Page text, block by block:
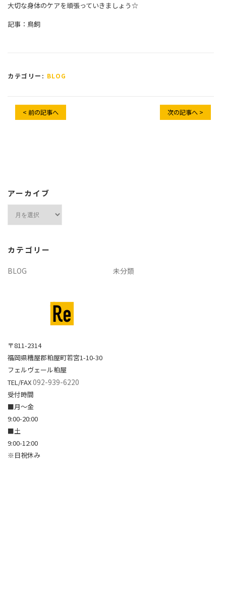
大切な身体のケアを頑張っていきましょう☆
記事：鳥飼
カテゴリー: BLOG
< 前の記事へ 次の記事へ >
アーカイブ
ブ
カテゴリー
BLOG 未分類
〒811-2314
福岡県糟屋郡粕屋町若宮1-10-30
フェルヴェール粕屋
TEL/FAX092-939-6220
受付時間
■月～金
9:00-20:00
■土
9:00-12:00
※日祝休み